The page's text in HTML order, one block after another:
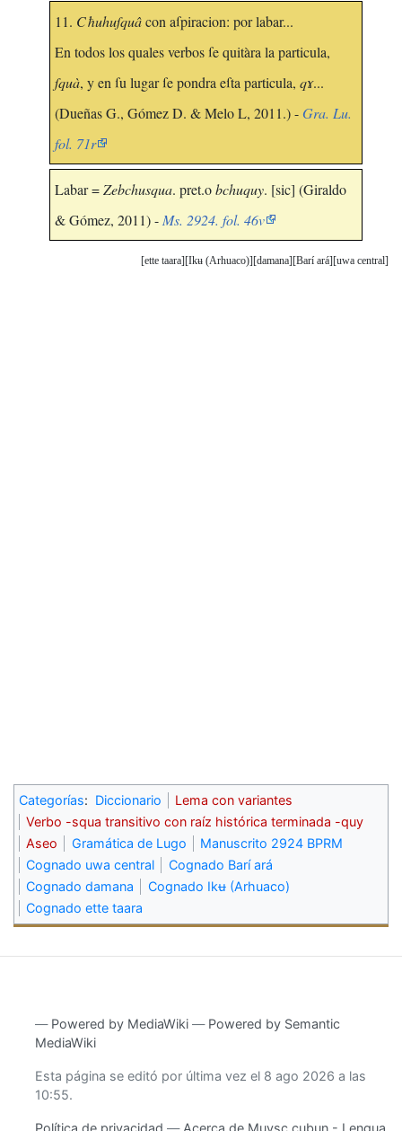
11. Cħuhuſquâcon aſpiracion: por labar...
En todos los quales verbos ſe quitàra la particula,
ſquà, y en ſu lugar ſe pondra eſta particula, qɤ...
(Dueñas G., Gómez D. & Melo L, 2011.) -Gra. Lu.
fol. 71r
Labar =Zebchusqua. pret.obchuquy. [sic] (Giraldo
& Gómez, 2011) - Ms. 2924. fol. 46v
uwa central
Barí ará
damana
Ikʉ (Arhuaco)
ette taara
Categorías: Diccionario
Lema con variantes
Verbo -squa transitivo con raíz histórica terminada -quy
Aseo
Gramática de Lugo
Manuscrito 2924 BPRM
Cognado uwa central
Cognado Barí ará
Cognado damana
Cognado Ikʉ (Arhuaco)
Cognado ette taara
― Powered by MediaWiki ― Powered by Semantic
MediaWiki
Esta página se editó por última vez el 8 ago 2026 a las
10:55.
Política de privacidad Acerca de Muysc cubun - Lengua